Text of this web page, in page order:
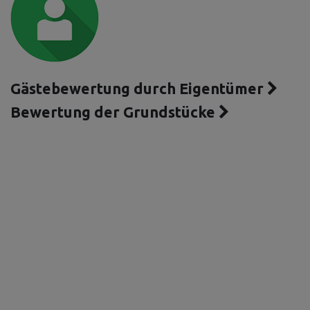
Gästebewertung durch Eigentümer
Bewertung der Grundstücke